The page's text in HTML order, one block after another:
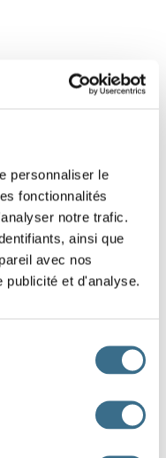
personnaliser le
fonctionnalités
notre trafic.
ainsi que
avec nos
publicité et d'analyse.